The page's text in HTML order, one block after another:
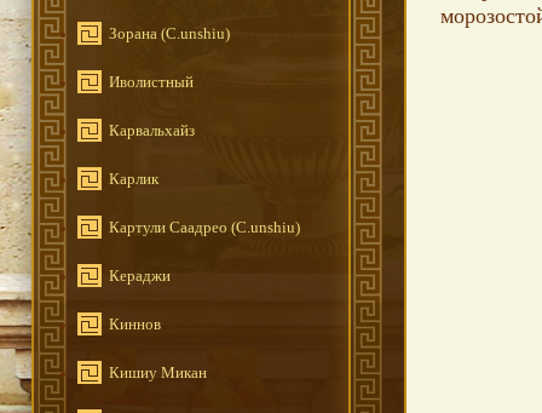
Зорана (C.unshiu)
Иволистный
Карвальхайз
Карлик
Картули Саадрео (C.unshiu)
Кераджи
Киннов
Кишиу Микан